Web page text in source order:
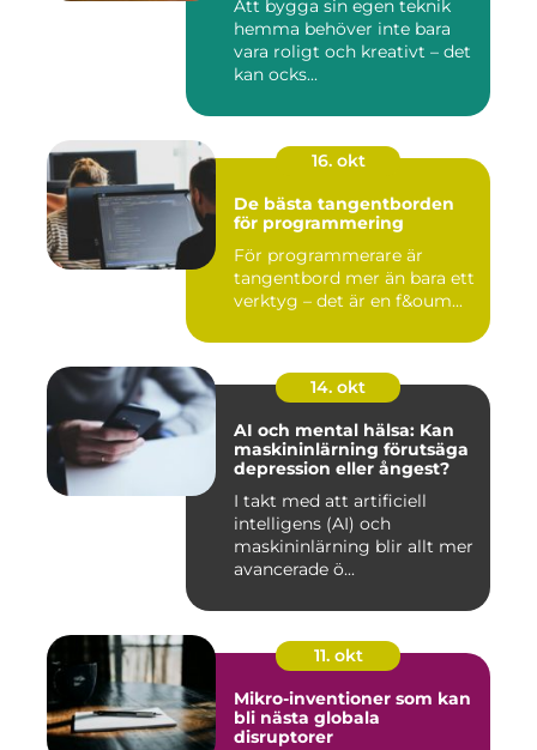
Att bygga sin egen teknik
hemma behöver inte bara
vara roligt och kreativt – det
kan ocks...
16. okt
De bästa tangentborden
för programmering
För programmerare är
tangentbord mer än bara ett
verktyg – det är en f&oum...
14. okt
AI och mental hälsa: Kan
maskininlärning förutsäga
depression eller ångest?
I takt med att artificiell
intelligens (AI) och
maskininlärning blir allt mer
avancerade ö...
11. okt
Mikro-inventioner som kan
bli nästa globala
disruptorer